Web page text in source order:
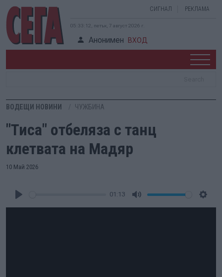
СИГНАЛ РЕКЛАМА
05:33:13, петък, 7 август 2026 г.
Анонимен ВХОД
ВОДЕЩИ НОВИНИ ЧУЖБИНА
"Тиса" отбеляза с танц
клетвата на Мадяр
10 Май 2026
Play
01:13
Mute